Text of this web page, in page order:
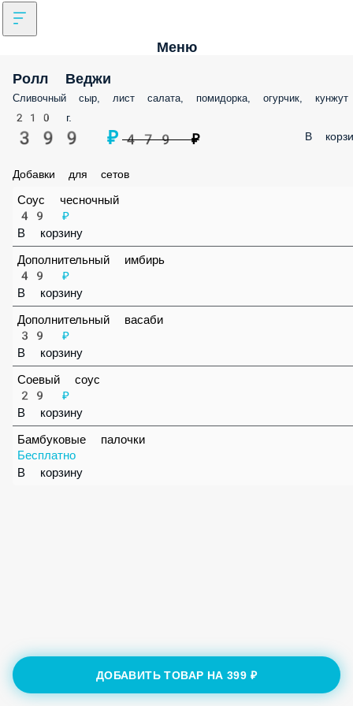
Меню
Ролл Веджи
Сливочный сыр, лист салата, помидорка, огурчик, кунжут
210 г.
399 ₽ 479 ₽ В
Добавки для сетов
Соус чесночный
49 ₽
В корзину
Дополнительный имбирь
49 ₽
В корзину
Дополнительный васаби
39 ₽
В корзину
Соевый соус
29 ₽
В корзину
Бамбуковые палочки
Бесплатно
ДОБАВИТЬ ТОВАР НА399 ₽